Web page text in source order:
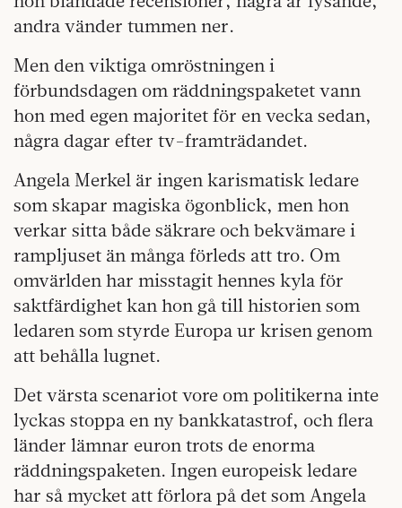
andra vänder tummen ner.
Men den viktiga omröstningen i
förbundsdagen om räddningspaketet vann
hon med egen majoritet för en vecka sedan,
några dagar efter tv-framträdandet.
Angela Merkel är ingen karismatisk ledare
som skapar magiska ögonblick, men hon
verkar sitta både säkrare och bekvämare i
rampljuset än många förleds att tro. Om
omvärlden har misstagit hennes kyla för
saktfärdighet kan hon gå till historien som
ledaren som styrde Europa ur krisen genom
att behålla lugnet.
Det värsta scenariot vore om politikerna inte
lyckas stoppa en ny bankkatastrof, och flera
länder lämnar euron trots de enorma
räddningspaketen. Ingen europeisk ledare
har så mycket att förlora på det som Angela